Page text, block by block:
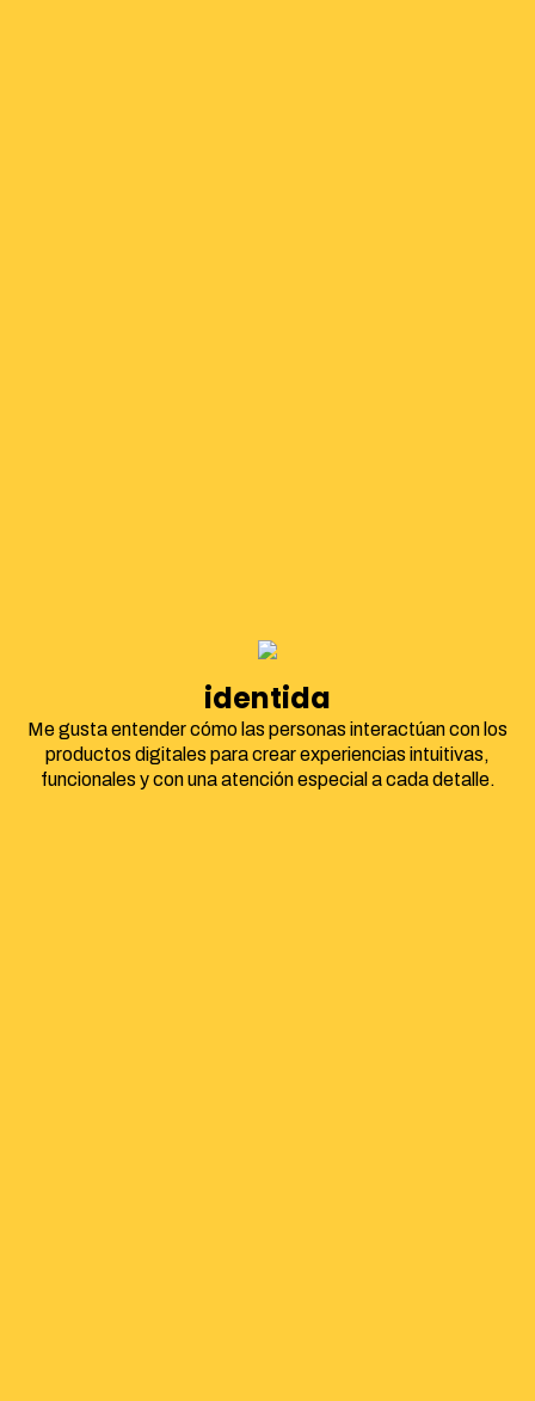
identidad corporat
Me gusta entender cómo las personas interactúan con los
productos digitales para crear experiencias intuitivas,
funcionales y con una atención especial a cada detalle.